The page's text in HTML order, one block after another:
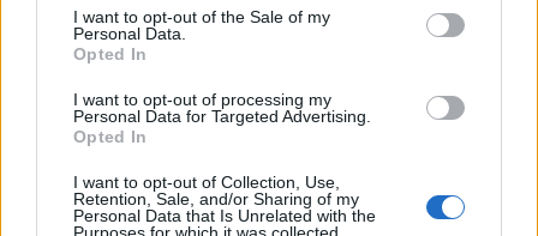
consent section.
I want to opt-out of the Sale of my
Personal Data.
Opted In
I want to opt-out of processing my
Personal Data for Targeted Advertising.
Opted In
I want to opt-out of Collection, Use,
Retention, Sale, and/or Sharing of my
Personal Data that Is Unrelated with the
groepen in de regio.